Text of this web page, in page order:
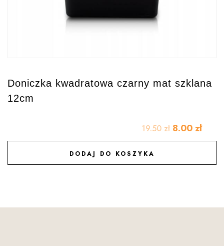
Doniczka kwadratowa czarny mat szklana
12cm
19.50zł 8.00 zł
DODAJ DO KOSZYKA
DODAJ DO ULUBIONYCH